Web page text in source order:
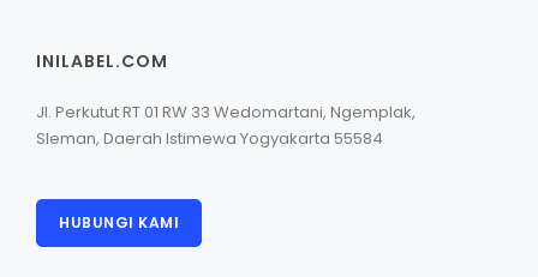
INILABEL.COM
Jl. Perkutut RT 01 RW 33 Wedomartani, Ngemplak,
Sleman, Daerah Istimewa Yogyakarta 55584
HUBUNGI KAMI